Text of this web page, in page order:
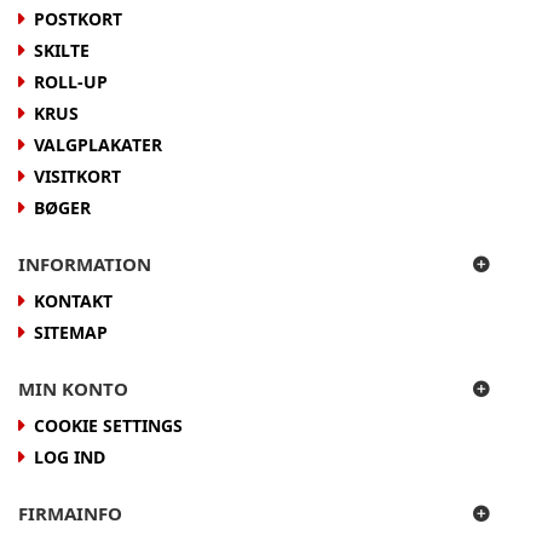
POSTKORT
SKILTE
ROLL-UP
KRUS
VALGPLAKATER
VISITKORT
BØGER
INFORMATION
KONTAKT
SITEMAP
MIN KONTO
COOKIE SETTINGS
LOG IND
FIRMAINFO